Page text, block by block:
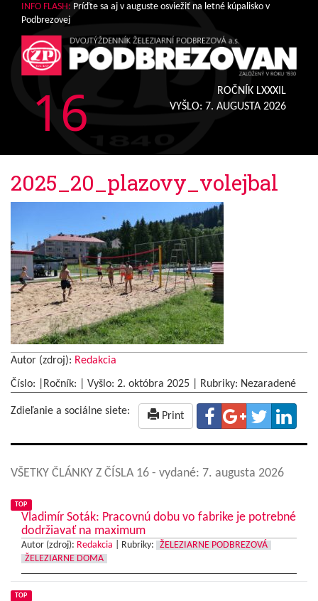
INFO FLASH: Príďte sa aj v auguste osviežiť na letné kúpalisko v
Podbrezovej
16
ROČNÍK LXXXIL
VYŠLO: 7. AUGUSTA 2026
2025_20_plazovy_volejbal
Autor (zdroj): Redakcia
Číslo: |Ročník: | Vyšlo: 2. októbra 2025 Rubriky: Nezaradené
Zdieľanie a sociálne siete: Print
VŠETKY ČLÁNKY Z ČÍSLA 16 - vydané: 7. augusta 2026
TOP
Vladimír Soták: Pracovnú dobu vo fabrike je potrebné
dodržiavať na maximum
Autor (zdroj): Redakcia Rubriky:
ŽELEZIARNE PODBREZOVÁ
ŽELEZIARNE DOMA
TOP